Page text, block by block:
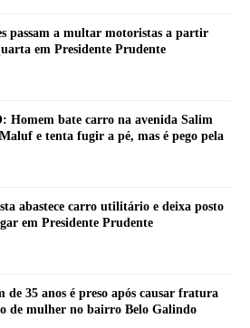
passam a multar motoristas a partir
em Presidente Prudente
Homem bate carro na avenida Salim
e tenta fugir a pé, mas é pego pela
abastece carro utilitário e deixa posto
em Presidente Prudente
de 35 anos é preso após causar fratura
de mulher no bairro Belo Galindo